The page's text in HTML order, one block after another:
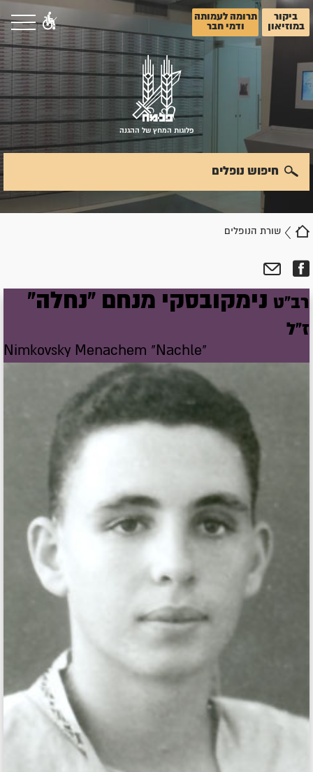
ביקור
במוזיאון
תרומה לעמותה
ודמי חבר
פלוגות המחץ של ההגנה
שורת הנופלים
חיפוש נופלים
רב"ט נימקובסקי מנחם "נחלה"
ז"ל
Nimkovsky Menachem "Nachle"